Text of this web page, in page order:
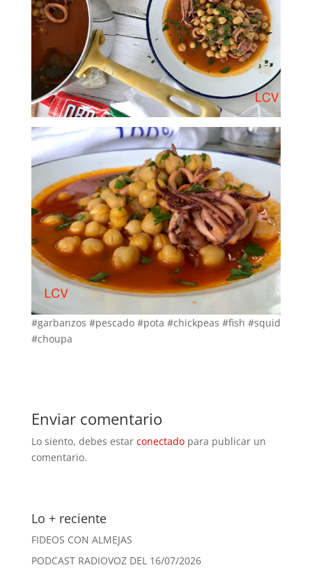
#garbanzos #pescado #pota #chickpeas #fish #squid
#choupa
Enviar comentario
Lo siento, debes estar conectadopara publicar un
comentario.
Lo + reciente
FIDEOS CON ALMEJAS
PODCAST RADIOVOZ DEL 16/07/2026